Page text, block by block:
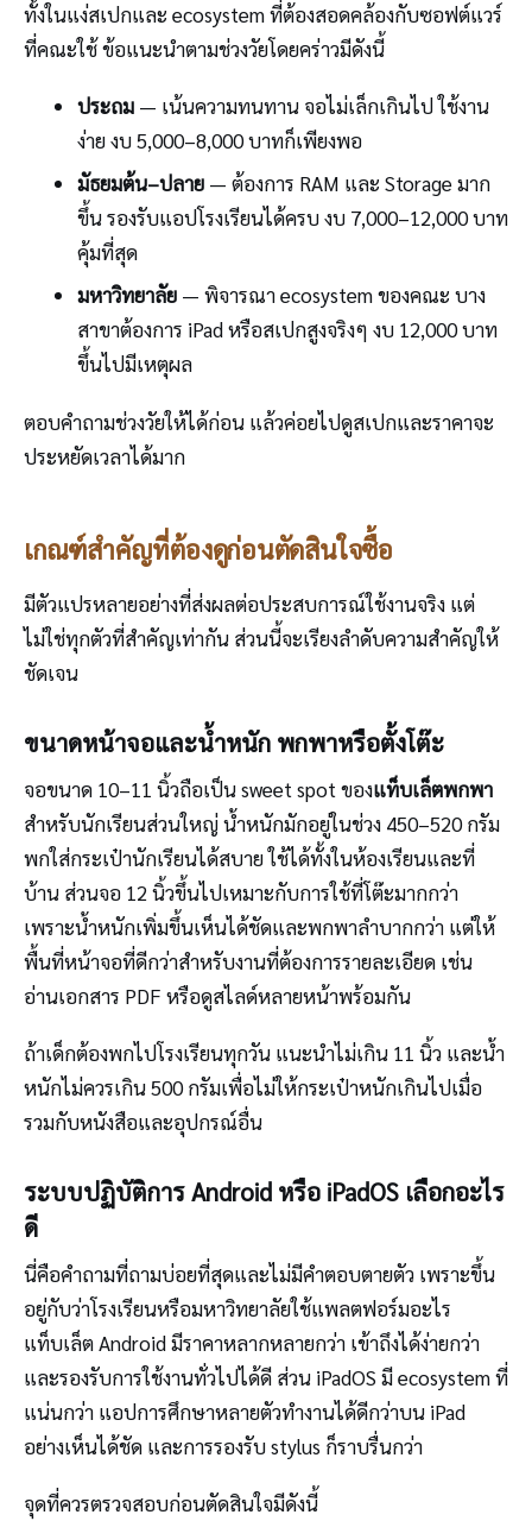
ทั้งในแง่สเปกและ ecosystem ที่ต้องสอดคล้องกับซอฟต์แวร์
ที่คณะใช้ ข้อแนะนำตามช่วงวัยโดยคร่าวมีดังนี้
ประถม— เน้นความทนทาน จอไม่เล็กเกินไป ใช้งาน
ง่าย งบ 5,000–8,000 บาทก็เพียงพอ
มัธยมต้น–ปลาย— ต้องการ RAM และ Storage มาก
ขึ้น รองรับแอปโรงเรียนได้ครบ งบ 7,000–12,000 บาท
คุ้มที่สุด
มหาวิทยาลัย— พิจารณา ecosystem ของคณะ บาง
สาขาต้องการ iPad หรือสเปกสูงจริงๆ งบ 12,000 บาท
ขึ้นไปมีเหตุผล
ตอบคำถามช่วงวัยให้ได้ก่อน แล้วค่อยไปดูสเปกและราคาจะ
ประหยัดเวลาได้มาก
เกณฑ์สำคัญที่ต้องดูก่อนตัดสินใจซื้อ
มีตัวแปรหลายอย่างที่ส่งผลต่อประสบการณ์ใช้งานจริง แต่
ไม่ใช่ทุกตัวที่สำคัญเท่ากัน ส่วนนี้จะเรียงลำดับความสำคัญให้
ชัดเจน
ขนาดหน้าจอและน้ำหนัก พกพาหรือตั้งโต๊ะ
จอขนาด 10–11 นิ้วถือเป็น sweet spot ของแท็บเล็ตพกพา
สำหรับนักเรียนส่วนใหญ่ น้ำหนักมักอยู่ในช่วง 450–520 กรัม
พกใส่กระเป๋านักเรียนได้สบาย ใช้ได้ทั้งในห้องเรียนและที่
บ้าน ส่วนจอ 12 นิ้วขึ้นไปเหมาะกับการใช้ที่โต๊ะมากกว่า
เพราะน้ำหนักเพิ่มขึ้นเห็นได้ชัดและพกพาลำบากกว่า แต่ให้
พื้นที่หน้าจอที่ดีกว่าสำหรับงานที่ต้องการรายละเอียด เช่น
อ่านเอกสาร PDF หรือดูสไลด์หลายหน้าพร้อมกัน
ถ้าเด็กต้องพกไปโรงเรียนทุกวัน แนะนำไม่เกิน 11 นิ้ว และน้ำ
หนักไม่ควรเกิน 500 กรัมเพื่อไม่ให้กระเป๋าหนักเกินไปเมื่อ
รวมกับหนังสือและอุปกรณ์อื่น
ระบบปฏิบัติการ Android หรือ iPadOS เลือกอะไร
ดี
นี่คือคำถามที่ถามบ่อยที่สุดและไม่มีคำตอบตายตัว เพราะขึ้น
อยู่กับว่าโรงเรียนหรือมหาวิทยาลัยใช้แพลตฟอร์มอะไร
แท็บเล็ต Android มีราคาหลากหลายกว่า เข้าถึงได้ง่ายกว่า
และรองรับการใช้งานทั่วไปได้ดี ส่วน iPadOS มี ecosystem ที่
แน่นกว่า แอปการศึกษาหลายตัวทำงานได้ดีกว่าบน iPad
อย่างเห็นได้ชัด และการรองรับ stylus ก็ราบรื่นกว่า
จุดที่ควรตรวจสอบก่อนตัดสินใจมีดังนี้